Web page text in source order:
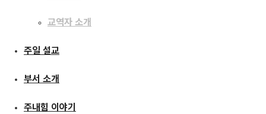
주일 설교
주내힘 이야기
교역자 소개
주일 설교
부서 소개
주내힘 이야기
[19.07.07] 나의 삶, 나